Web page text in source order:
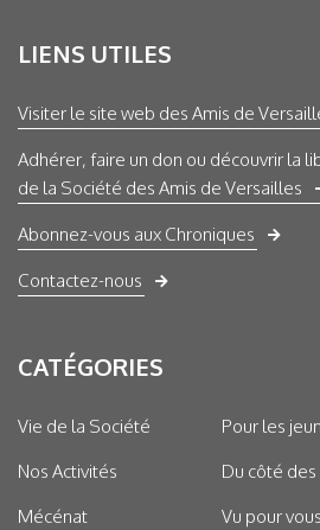
LIENS UTILES
Visiter le site web des Amis de
Adhérer, faire un don ou découvrir la
de la Société des Amis de Versailles
Abonnez-vous aux Chroniques
Contactez-nous
CATÉGORIES
Vie de la Société
Nos Activités
Mécénat
Pour les
Du côté des
Vu pour vous